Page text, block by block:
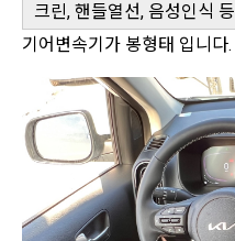
크린, 핸들열선, 음성인식 등
기어변속기가 봉형태 입니다.